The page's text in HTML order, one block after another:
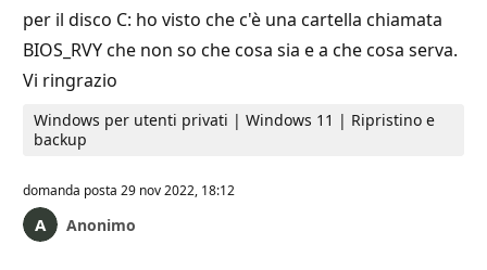
per il disco C: ho visto che c'è una cartella chiamata
BIOS_RVY che non so che cosa sia e a che cosa serva.
Vi ringrazio
Windows per utenti privati | Windows 11 | Ripristino e
backup
domanda posta 29 nov 2022, 18:12
Anonimo